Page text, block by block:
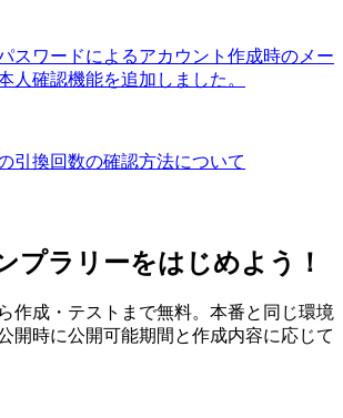
スワードによるアカウント作成時のメー
人確認機能を追加しました。
引換回数の確認方法について
プラリーをはじめよう！
作成・テストまで無料。本番と同じ環境
開時に公開可能期間と作成内容に応じて